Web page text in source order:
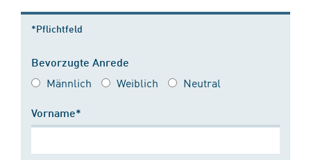
*Pflichtfeld
Bevorzugte Anrede
Männlich Weiblich Neutral
Vorname*